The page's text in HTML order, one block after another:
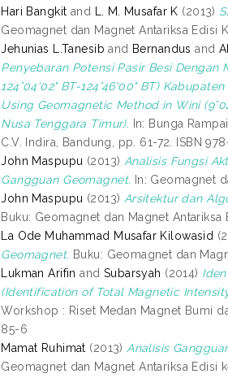
Hari Bangkit and L. M. Musafar K (2013)
Geomagnet dan Magnet Antariksa Edisi
Jehunias L.Tanesib and Bernandus and
Penyebaran Potensi Pasir Besi Dengan
124°04'02" BT-124°46'00" BT)
Using Geomagnetic Method in Wini
Nusa Tenggara Timur). In: Bunga
C.V. Indira, Bandung, pp. 61-72. ISBN
John Maspupu (2013) Analisis Fungsi
Gangguan Geomagnet. In: Geomagnet
John Maspupu (2013) Arsitektur dan
Buku: Geomagnet dan Magnet Antariksa
La Ode Muhammad Musafar Kilowasid
Geomagnet. Buku: Geomagnet dan
Lukman Arifin and Subarsyah (2014)
(Identification of Total Magnetic
Workshop : Riset Medan Magnet Bumi
85-6
Mamat Ruhimat (2013) Analisis
Geomagnet dan Magnet Antariksa Edisi